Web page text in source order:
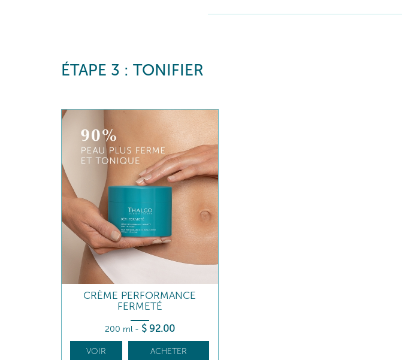
ÉTAPE 3 : TONIFIER
CRÈME PERFORMANCE
FERMETÉ
200 ml - $ 92.00
VOIR ACHETER